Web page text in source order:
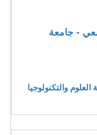
- جامعة
والتكنولوجيا